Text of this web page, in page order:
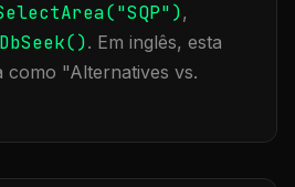
SQP"),
DbSeek(). Em inglês, esta
como "Alternatives vs.